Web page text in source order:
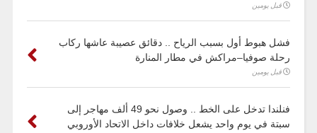
قبل يومين
فشل هبوط أول بسبب الرياح .. دقائق عصيبة عاشها ركاب
رحلة صوفيا–مراكش في مطار المنارة
قبل يومين
فنلندا تدخل على الخط .. وصول نحو 49 ألف مهاجر إلى
سبتة في يوم واحد يشعل خلافات داخل الاتحاد الأوروبي